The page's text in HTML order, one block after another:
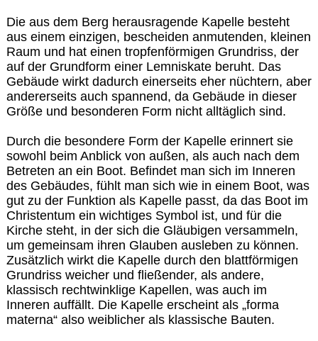
Die aus dem Berg herausragende Kapelle besteht
aus einem einzigen, bescheiden anmutenden, kleinen
Raum und hat einen tropfenförmigen Grundriss, der
auf der Grundform einer Lemniskate beruht. Das
Gebäude wirkt dadurch einerseits eher nüchtern, aber
andererseits auch spannend, da Gebäude in dieser
Größe und besonderen Form nicht alltäglich sind.
Durch die besondere Form der Kapelle erinnert sie
sowohl beim Anblick von außen, als auch nach dem
Betreten an ein Boot. Befindet man sich im Inneren
des Gebäudes, fühlt man sich wie in einem Boot, was
gut zu der Funktion als Kapelle passt, da das Boot im
Christentum ein wichtiges Symbol ist, und für die
Kirche steht, in der sich die Gläubigen versammeln,
um gemeinsam ihren Glauben ausleben zu können.
Zusätzlich wirkt die Kapelle durch den blattförmigen
Grundriss weicher und fließender, als andere,
klassisch rechtwinklige Kapellen, was auch im
Inneren auffällt. Die Kapelle erscheint als „forma
materna“ also weiblicher als klassische Bauten.